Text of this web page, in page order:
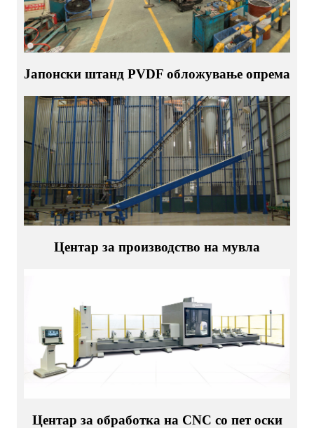
Јапонски штанд PVDF обложување опрема
Центар за производство на мувла
Центар за обработка на CNC со пет оски